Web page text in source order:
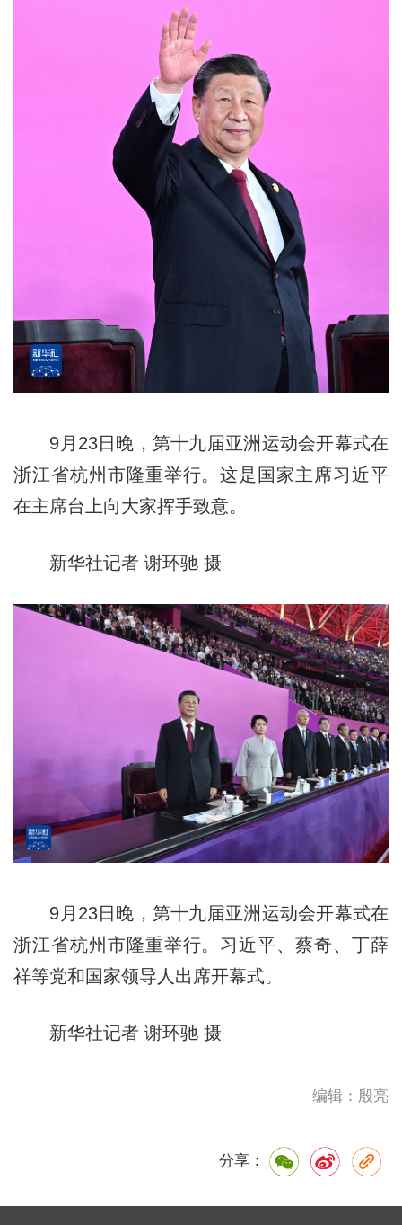
9月23日晚，第十九届亚洲运动会开幕式在
浙江省杭州市隆重举行。这是国家主席习近平
在主席台上向大家挥手致意。
新华社记者 谢环驰 摄
9月23日晚，第十九届亚洲运动会开幕式在
浙江省杭州市隆重举行。习近平、蔡奇、丁薛
祥等党和国家领导人出席开幕式。
新华社记者 谢环驰 摄
编辑：殷亮
分享：